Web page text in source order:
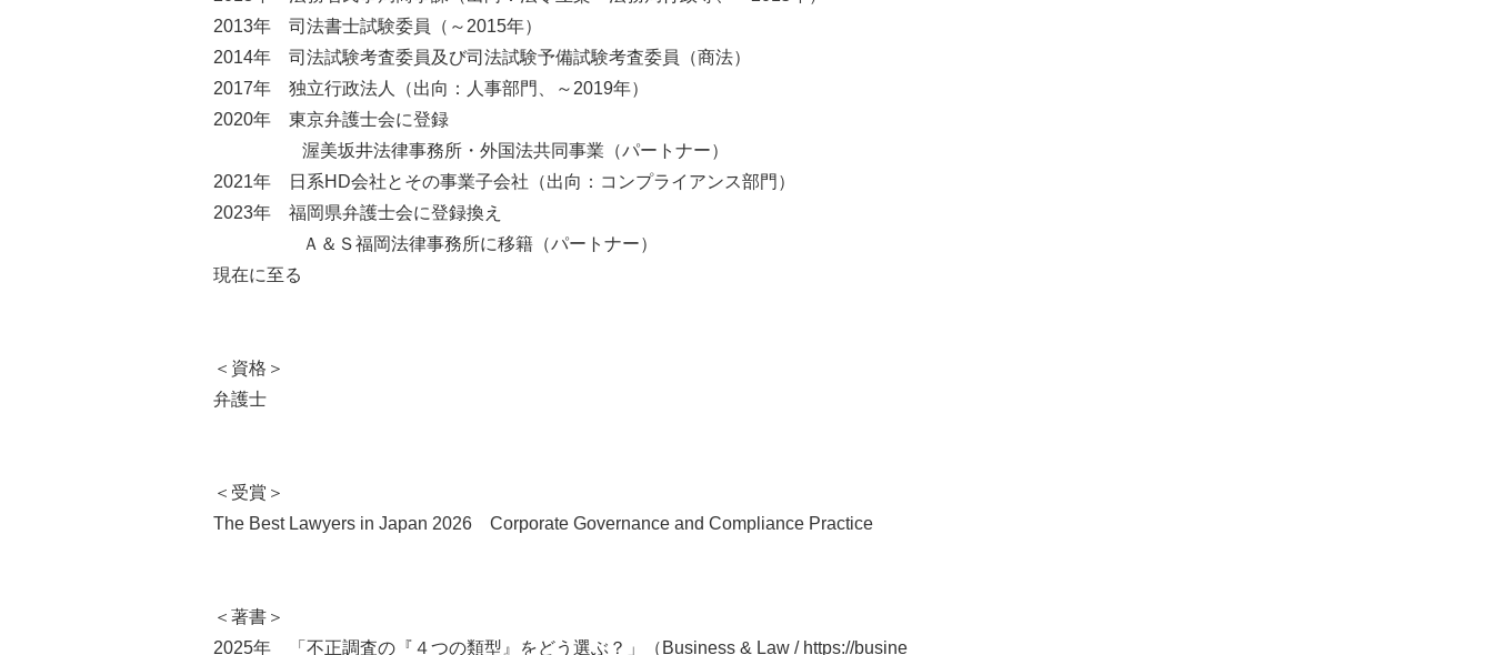
2013年 司法書士試験委員（～2015年）
2014年 司法試験考査委員及び司法試験予備試験考査委員（商法）
2017年 独立行政法人（出向：人事部門、～2019年）
2020年 東京弁護士会に登録
渥美坂井法律事務所・外国法共同事業（パートナー）
2021年 日系HD会社とその事業子会社（出向：コンプライアンス部門）
2023年 福岡県弁護士会に登録換え
Ａ＆Ｓ福岡法律事務所に移籍（パートナー）
現在に至る
＜資格＞
弁護士
＜受賞＞
The Best Lawyers in Japan 2026 Corporate Governance and Compliance Practice
＜著書＞
2025年 「不正調査の『４つの類型』をどう選ぶ？」（Business & Law / https://busine